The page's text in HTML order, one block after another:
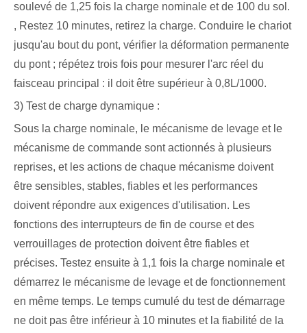
soulevé de 1,25 fois la charge nominale et de 100 du sol.
, Restez 10 minutes, retirez la charge. Conduire le chariot
jusqu'au bout du pont, vérifier la déformation permanente
du pont ; répétez trois fois pour mesurer l'arc réel du
faisceau principal : il doit être supérieur à 0,8L/1000.
3) Test de charge dynamique :
Sous la charge nominale, le mécanisme de levage et le
mécanisme de commande sont actionnés à plusieurs
reprises, et les actions de chaque mécanisme doivent
être sensibles, stables, fiables et les performances
doivent répondre aux exigences d'utilisation. Les
fonctions des interrupteurs de fin de course et des
verrouillages de protection doivent être fiables et
précises. Testez ensuite à 1,1 fois la charge nominale et
démarrez le mécanisme de levage et de fonctionnement
en même temps. Le temps cumulé du test de démarrage
ne doit pas être inférieur à 10 minutes et la fiabilité de la